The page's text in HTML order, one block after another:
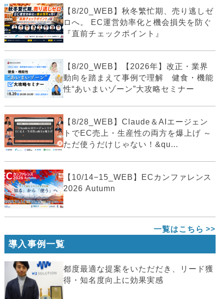
【8/20_WEB】秋冬繁忙期、売り逃しゼ
ロへ。 EC運営効率化と機会損失を防ぐ
『直前チェックポイント』
【8/20_WEB】【2026年】改正・業界
動向を踏まえて事例で理解 健食・機能
性“あいまいゾーン”大攻略セミナー
【8/28_WEB】Claude＆AIエージェン
トでEC売上・生産性の両方を爆上げ ～
ただ使うだけじゃない！&qu...
【10/14−15_WEB】ECカンファレンス
2026 Autumn
一覧はこちら
導入事例一覧
都度最適な提案をいただだき、リード獲
得・知名度向上に効果実感